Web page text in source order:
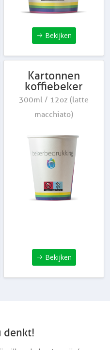
Bekijken
Kartonnen
koffiebeker
300ml / 12oz (latte
macchiato)
Bekijken
denkt!